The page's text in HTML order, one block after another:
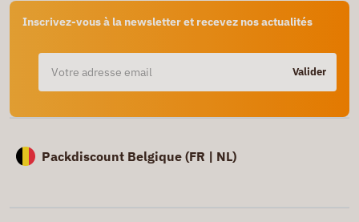
Inscrivez-vous à la newsletter et recevez nos actualités
Valider
Packdiscount Belgique (FR | NL)